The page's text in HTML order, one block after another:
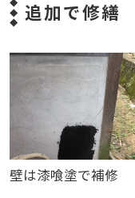
追加で修繕
壁は漆喰塗で補修